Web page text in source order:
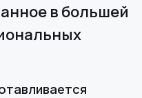
в большей